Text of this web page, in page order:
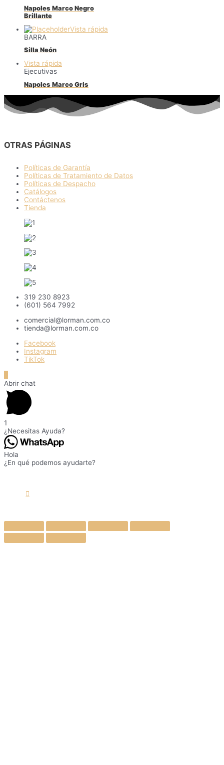
Napoles Marco Negro
Brillante
Vista rápida
BARRA
Silla Neón
Vista rápida
Ejecutivas
Napoles Marco Gris
OTRAS PÁGINAS
Políticas de Garantía
Políticas de Tratamiento de Datos
Políticas de Despacho
Catálogos
Contáctenos
Tienda
319 230 8923
(601) 564 7992
comercial@lorman.com.co
tienda@lorman.com.co
Facebook
Instagram
TikTok
Ir
arriba
Abrir chat
1
¿Necesitas Ayuda?
Hola
¿En qué podemos ayudarte?